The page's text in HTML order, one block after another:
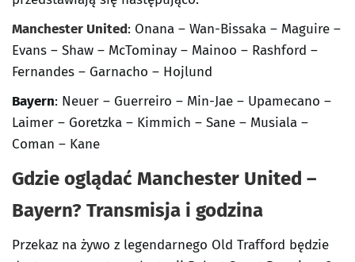
Manchester United: Onana – Wan-Bissaka – Maguire –
Evans – Shaw – McTominay – Mainoo – Rashford –
Fernandes – Garnacho – Hojlund
Bayern: Neuer – Guerreiro – Min-Jae – Upamecano –
Laimer – Goretzka – Kimmich – Sane – Musiala –
Coman – Kane
Gdzie oglądać Manchester United –
Bayern? Transmisja i godzina
Przekaz na żywo z legendarnego Old Trafford będzie